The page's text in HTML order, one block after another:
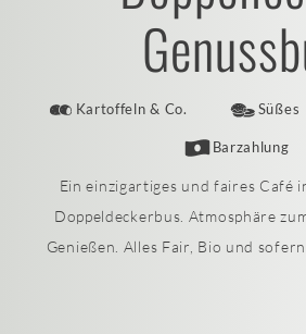
Kartoffeln & Co. Süßes
Barzahlung
Ein einzigartiges und faires Café
Doppeldeckerbus. Atmosphäre
Genießen. Alles Fair, Bio und